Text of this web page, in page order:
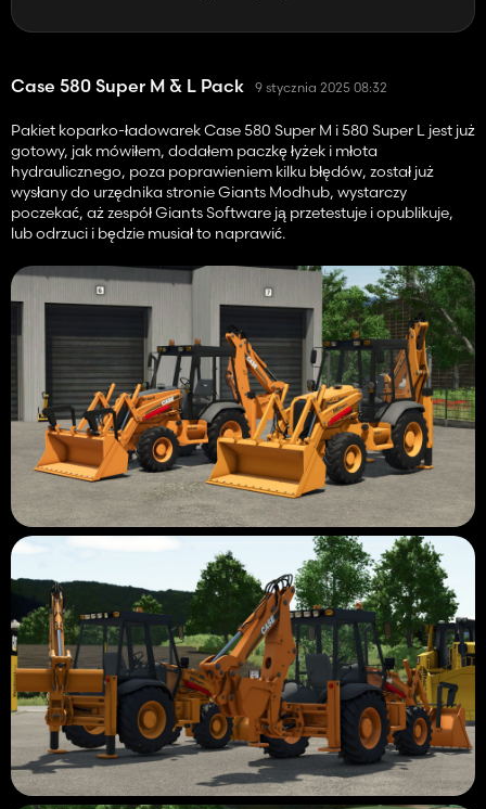
Case 580 Super M & L Pack 9 stycznia 2025 08:32
Pakiet koparko-ładowarek Case 580 Super M i 580 Super L jest już
gotowy, jak mówiłem, dodałem paczkę łyżek i młota
hydraulicznego, poza poprawieniem kilku błędów, został już
wysłany do urzędnika stronie Giants Modhub, wystarczy
poczekać, aż zespół Giants Software ją przetestuje i opublikuje,
lub odrzuci i będzie musiał to naprawić.